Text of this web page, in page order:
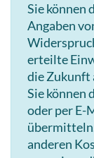
Sie können
Angaben
erteilte
die Zukunft
Sie können
oder per E-
anderen